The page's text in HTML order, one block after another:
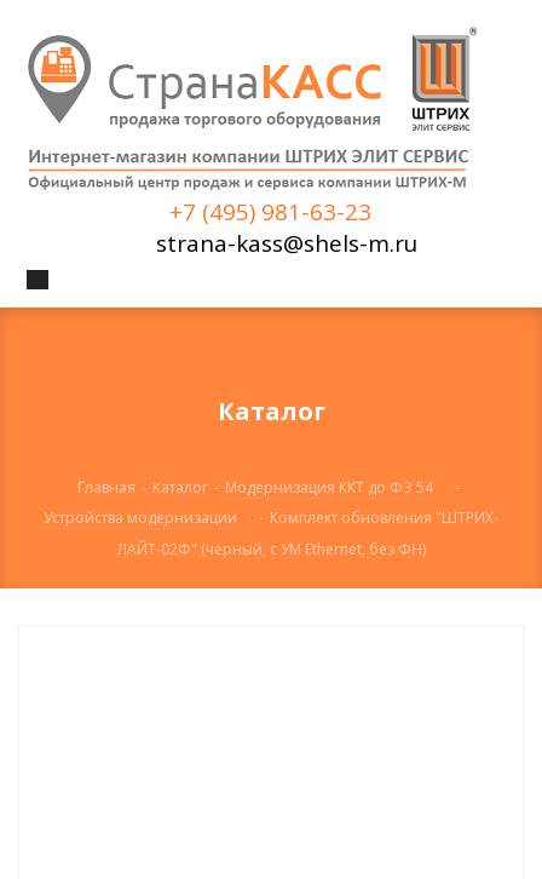
+7 (495) 981-63-23
strana-kass@shels-m.ru
Каталог
Главная - Каталог - Модернизация ККТ до ФЗ 54
-
Устройства модернизации
- Комплект обновления "ШТРИХ-
ЛАЙТ-02Ф" (чёрный, с УМ Ethernet, без ФН)